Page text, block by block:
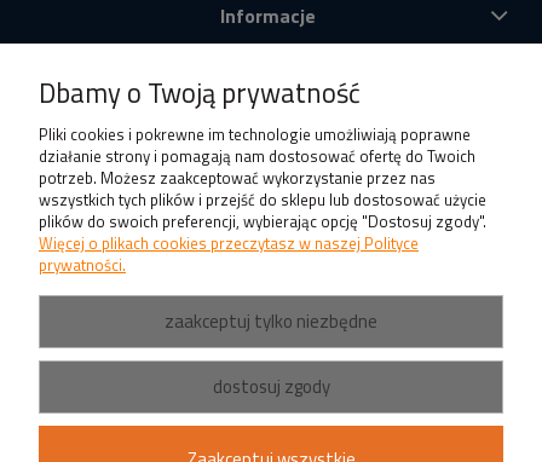
Informacje
Produkty
Dbamy o Twoją prywatność
Pliki cookies i pokrewne im technologie umożliwiają poprawne
działanie strony i pomagają nam dostosować ofertę do Twoich
potrzeb. Możesz zaakceptować wykorzystanie przez nas
wszystkich tych plików i przejść do sklepu lub dostosować użycie
plików do swoich preferencji, wybierając opcję "Dostosuj zgody".
Więcej o plikach cookies przeczytasz w naszej Polityce
prywatności.
zaakceptuj tylko niezbędne
dostosuj zgody